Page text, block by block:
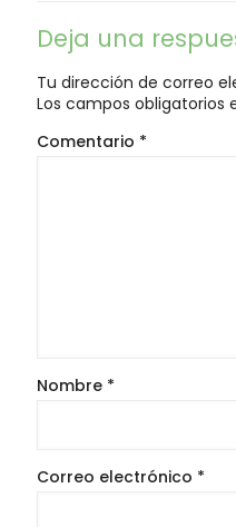
Deja una
Tu dirección de correo
Los campos obligatorios
Comentario *
Nombre *
Correo electrónico *